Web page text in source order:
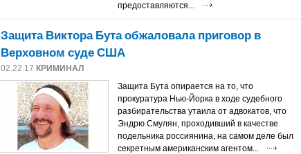
предоставляются...
Защита Виктора Бута обжаловала приговор в
Верховном суде США
02.22.17 КРИМИНАЛ
Защита Бута опирается на то, что
прокуратура Нью-Йорка в ходе судебного
разбирательства утаила от адвокатов, что
Эндрю Смулян, проходивший в качестве
подельника россиянина, на самом деле был
секретным американским агентом...